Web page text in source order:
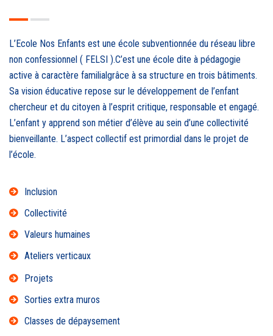
L’Ecole Nos Enfants est une école subventionnée du réseau libre
non confessionnel ( FELSI ).C’est une école dite à pédagogie
active à caractère familialgrâce à sa structure en trois bâtiments.
Sa vision éducative repose sur le développement de l’enfant
chercheur et du citoyen à l’esprit critique, responsable et engagé.
L’enfant y apprend son métier d’élève au sein d’une collectivité
bienveillante. L’aspect collectif est primordial dans le projet de
l’école.
Inclusion
Collectivité
Valeurs humaines
Ateliers verticaux
Projets
Sorties extra muros
Classes de dépaysement